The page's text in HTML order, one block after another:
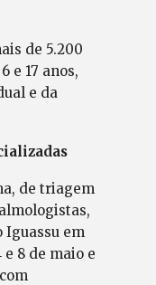
de 5.200
e 17 anos,
e da
de triagem
Iguassu em
8 de maio e